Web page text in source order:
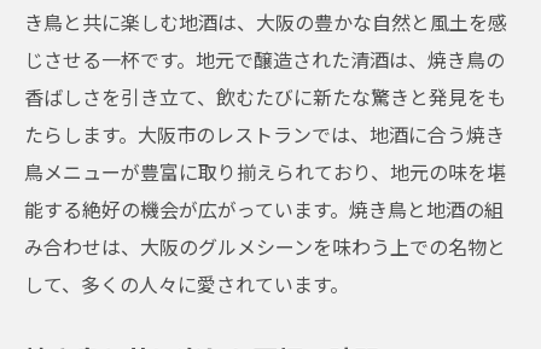
き鳥と共に楽しむ地酒は、大阪の豊かな自然と風土を感
じさせる一杯です。地元で醸造された清酒は、焼き鳥の
香ばしさを引き立て、飲むたびに新たな驚きと発見をも
たらします。大阪市のレストランでは、地酒に合う焼き
鳥メニューが豊富に取り揃えられており、地元の味を堪
能する絶好の機会が広がっています。焼き鳥と地酒の組
み合わせは、大阪のグルメシーンを味わう上での名物と
して、多くの人々に愛されています。